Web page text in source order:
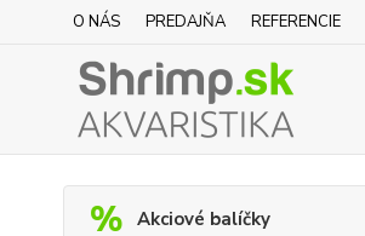
O NÁS PREDAJŇA REFERENCIE
Akciové balíčky